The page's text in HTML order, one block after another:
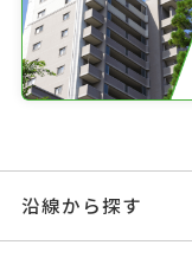
沿線から探す